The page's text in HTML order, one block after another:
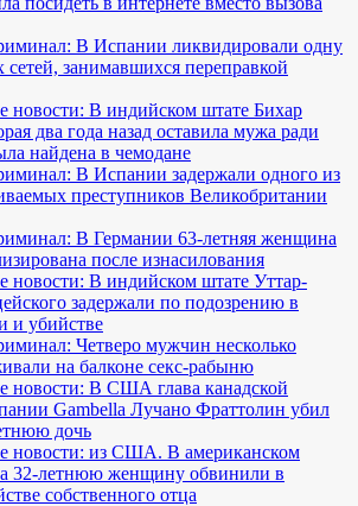
В Испании ликвидировали одну
сетей, занимавшихся переправкой
новости: В индийском штате Бихар
два года назад оставила мужа ради
найдена в чемодане
В Испании задержали одного из
преступников Великобритании
В Германии 63-летняя женщина
после изнасилования
новости: В индийском штате Уттар-
задержали по подозрению в
и убийстве
Четверо мужчин несколько
на балконе секс-рабыню
новости: В США глава канадской
Gambella Лучано Фраттолин убил
дочь
новости: из США. В американском
32-летнюю женщину обвинили в
собственного отца